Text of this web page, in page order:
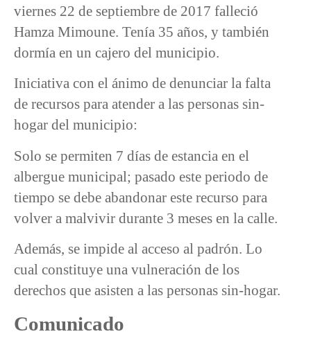
viernes 22 de septiembre de 2017 falleció
Hamza Mimoune. Tenía 35 años, y también
dormía en un cajero del municipio.
Iniciativa con el ánimo de denunciar la falta
de recursos para atender a las personas sin-
hogar del municipio:
Solo se permiten 7 días de estancia en el
albergue municipal; pasado este periodo de
tiempo se debe abandonar este recurso para
volver a malvivir durante 3 meses en la calle.
Además, se impide al acceso al padrón. Lo
cual constituye una vulneración de los
derechos que asisten a las personas sin-hogar.
Comunicado